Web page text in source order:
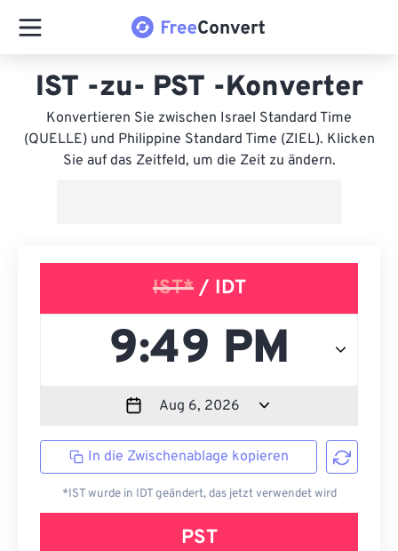
IST -zu- PST -Konverter
Konvertieren Sie zwischen Israel Standard Time
(QUELLE) und Philippine Standard Time (ZIEL). Klicken
Sie auf das Zeitfeld, um die Zeit zu ändern.
IST*/ IDT
In die Zwischenablage kopieren
*IST wurde in IDT geändert, das jetzt verwendet wird
PST